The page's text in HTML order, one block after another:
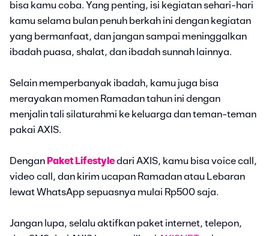
bisa kamu coba. Yang penting, isi kegiatan sehari-hari
kamu selama bulan penuh berkah ini dengan kegiatan
yang bermanfaat, dan jangan sampai meninggalkan
ibadah puasa, shalat, dan ibadah sunnah lainnya.
Selain memperbanyak ibadah, kamu juga bisa
merayakan momen Ramadan tahun ini dengan
menjalin tali silaturahmi ke keluarga dan teman-teman
pakai AXIS.
Dengan Paket Lifestyledari AXIS, kamu bisa voice call,
video call, dan kirim ucapan Ramadan atau Lebaran
lewat WhatsApp sepuasnya mulai Rp500 saja.
Jangan lupa, selalu aktifkan paket internet, telepon,